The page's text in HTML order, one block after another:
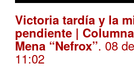
Victoria tardía y la
pendiente |
Mena “Nefrox”. 08
11:02